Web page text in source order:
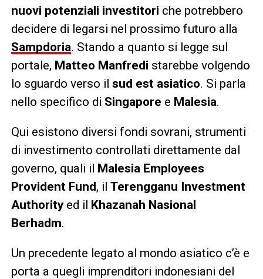
nuovi potenziali investitori che potrebbero
decidere di legarsi nel prossimo futuro alla
Sampdoria. Stando a quanto si legge sul
portale, Matteo Manfredi starebbe volgendo
lo sguardo verso il sud est asiatico. Si parla
nello specifico di Singapore e Malesia.
Qui esistono diversi fondi sovrani, strumenti
di investimento controllati direttamente dal
governo, quali il Malesia Employees
Provident Fund, il Terengganu Investment
Authority ed il Khazanah Nasional
Berhadm.
Un precedente legato al mondo asiatico c’è e
porta a quegli imprenditori indonesiani del